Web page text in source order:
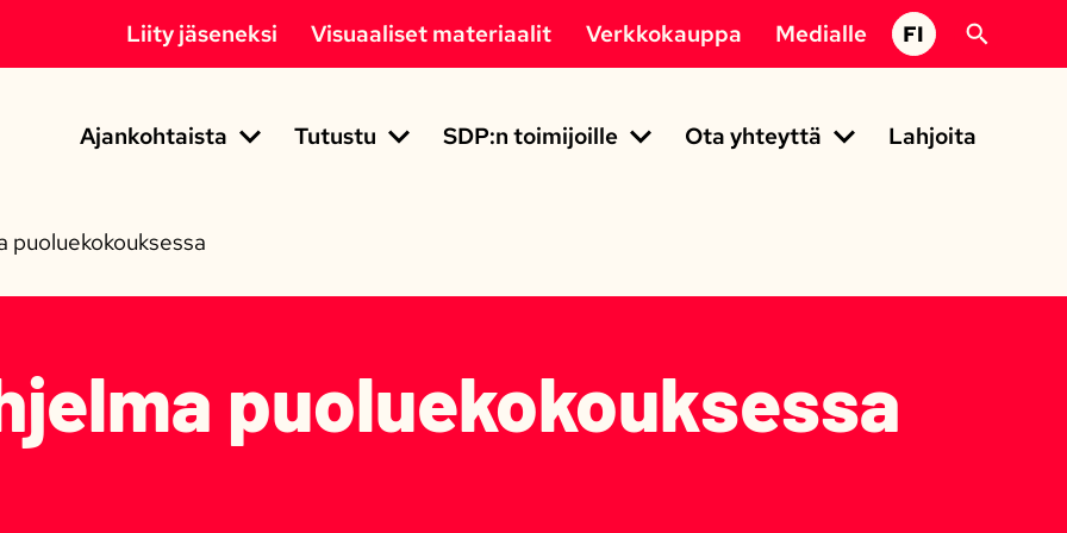
Ajankohtaista
Tutustu SDP:n toimijoille Ota yhteyttä Lahjoita
Liity jäseneksi Visuaaliset materiaalit Verkkokauppa Medialle FI
puoluekokouksessa
puoluekokouksessa